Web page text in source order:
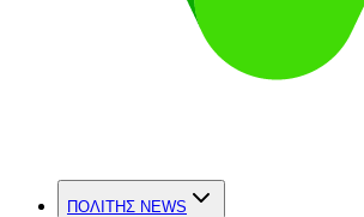
ΠΟΛΙΤΗΣ NEWS